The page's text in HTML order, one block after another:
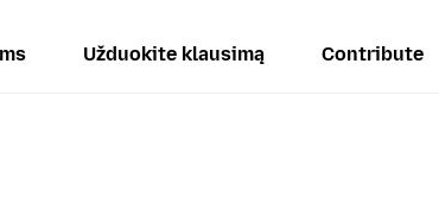
Užduokite klausimą Contribute